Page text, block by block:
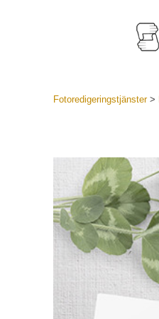
Fotoredigeringstjänster>